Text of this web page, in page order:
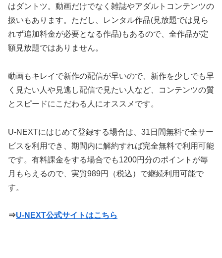
はダントツ。動画だけでなく雑誌やアダルトコンテンツの
扱いもあります。ただし、レンタル作品(見放題では見ら
れず追加料金が必要となる作品)もあるので、全作品が定
額見放題ではありません。
動画もキレイで新作の配信が早いので、新作を少しでも早
く見たい人や見逃し配信で見たい人など、コンテンツの質
とスピードにこだわる人にオススメです。
U-NEXTにはじめて登録する場合は、31日間無料で全サー
ビスを利用でき、期間内に解約すれば完全無料で利用可能
です。有料課金をする場合でも1200円分のポイントが毎
月もらえるので、実質989円（税込）で継続利用可能で
す。
⇒U-NEXT公式サイトはこちら